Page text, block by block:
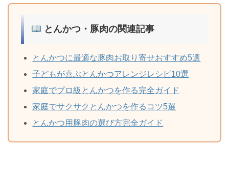
とんかつ・豚肉の関連記事
とんかつに最適な豚肉お取り寄せおすすめ5選
子どもが喜ぶとんかつアレンジレシピ10選
家庭でプロ級とんかつを作る完全ガイド
家庭でサクサクとんかつを作るコツ5選
とんかつ用豚肉の選び方完全ガイド